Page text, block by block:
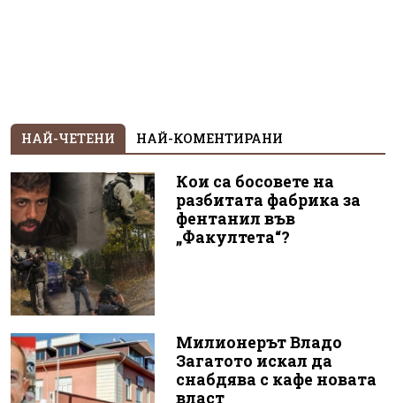
НАЙ-ЧЕТЕНИ НАЙ-КОМЕНТИРАНИ
Кои са босовете на
разбитата фабрика за
фентанил във
„Факултета“?
Милионерът Владо
Загатото искал да
снабдява с кафе новата
власт